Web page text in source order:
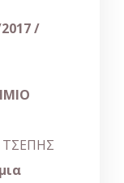
/
ΤΣΕΠΗΣ